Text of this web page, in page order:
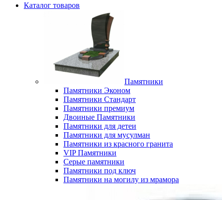
Каталог товаров
Памятники
Памятники Эконом
Памятники Стандарт
Памятники премиум
Двоиные Памятники
Памятники для детеи
Памятники для мусулман
Памятники из красного гранита
VIP Памятники
Серые памятники
Памятники под ключ
Памятники на могилу из мрамора